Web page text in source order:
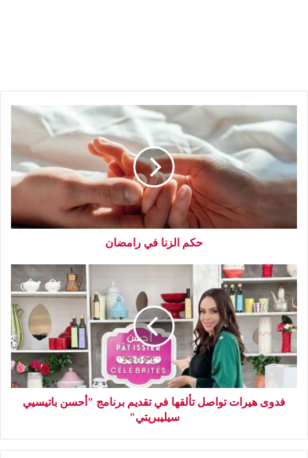
حكم الزنا في رامضان
فدوى هيرات تواصل تألقها في تقديم برنامج "أحسن باتيسيي
سيليبريتي"